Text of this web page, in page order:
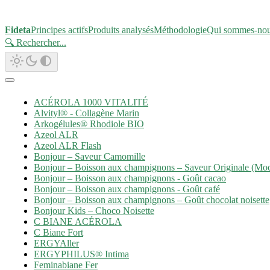
FidetaPrincipes actifsProduits analysésMéthodologieQui sommes-
🔍 Rechercher...
ACÉROLA 1000 VITALITÉ
Alvityl® - Collagène Marin
Arkogélules® Rhodiole BIO
Azeol ALR
Azeol ALR Flash
Bonjour – Saveur Camomille
Bonjour – Boisson aux champignons – Saveur Originale
Bonjour – Boisson aux champignons - Goût cacao
Bonjour – Boisson aux champignons - Goût café
Bonjour – Boisson aux champignons – Goût chocolat noisette
Bonjour Kids – Choco Noisette
C BIANE ACÉROLA
C Biane Fort
ERGYAller
ERGYPHILUS® Intima
Feminabiane Fer